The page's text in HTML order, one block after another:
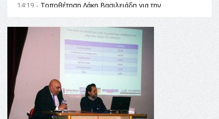
14:19 - Τοποθέτηση Λάκη Βασιλειάδη για την
Αναθεώρηση του Συντάγματος: «Σε τέτοιες κορυφαίες
θεσμικές διαδικασίες υπάρχει μόνο η ευθύνη απέναντι
στις επόμενες γενιές»
16:35 -
Το πρόγραμμα του ΠΑΟΚ στον δεύτερο γύρο του
Champions League!
16:27 -
Όλυμπος: Εντάχθηκε στον Κατάλογο Παγκόσμιας
Κληρονομιάς της UNESCO – Ομόφωνη η απόφαση Ο
Όλυμπος αναγνωρίστηκε ως φυσικό και πολιτιστικό
αγαθό εξέχουσας οικουμενικής αξίας για την
ανθρωπότητα